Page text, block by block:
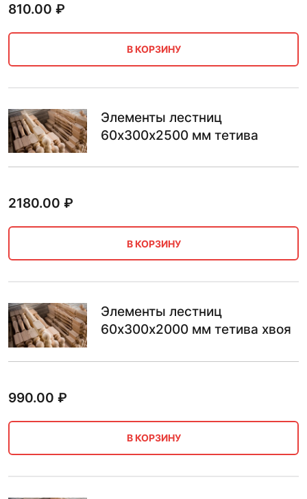
810.00 ₽
В КОРЗИНУ
Элементы лестниц
60х300х2500 мм тетива
2180.00 ₽
В КОРЗИНУ
Элементы лестниц
60х300х2000 мм тетива хвоя
990.00 ₽
В КОРЗИНУ